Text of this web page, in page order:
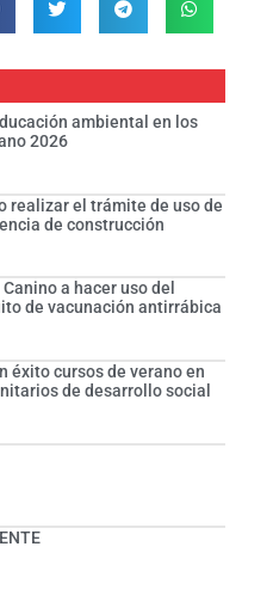
ambiental en los
2026
realizar el trámite de uso de
de construcción
a hacer uso del
de vacunación antirrábica
éxito cursos de verano en
de desarrollo social